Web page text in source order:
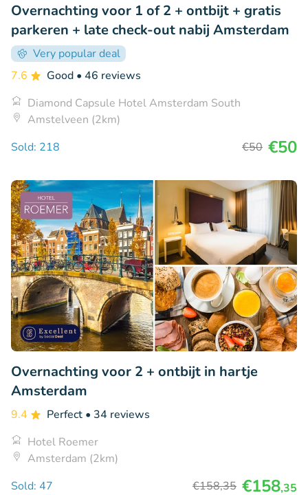
Overnachting voor 1 of 2 + ontbijt + gratis
parkeren + late check-out nabij Amsterdam
Very popular deal
7.6
Good • 46 reviews
Diamond Capsule Hotel Amsterdam South
Amstelveen (2km)
Sold: 218
€50 €50
Overnachting voor 2 + ontbijt in hartje
Amsterdam
9.4 Perfect • 34 reviews
Hotel Roemer
Amsterdam (2km)
Sold: 47
€158,35 €158,35